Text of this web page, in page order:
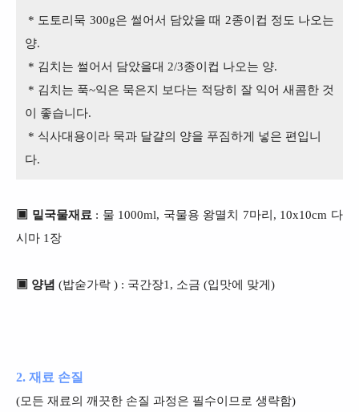
* 도토리묵 300g은 썰어서 담았을 때 2종이컵 정도 나오는
양.
* 김치는 썰어서 담았을대 2/3종이컵 나오는 양.
* 김치는 푹~익은 묵은지 보다는 적당히 잘 익어 새콤한 것
이 좋습니다.
* 식사대용이라 묵과 달걀의 양을 푸짐하게 넣은 편입니
다.
▣ 밑국물재료 : 물 1000ml, 국물용 왕멸치 7마리, 10x10cm 다
시마 1장
▣ 양념 (밥숟가락 ) : 국간장1, 소금 (입맛에 맞게)
2. 재료 손질
(모든 재료의 깨끗한 손질 과정은 필수이므로 생략함)